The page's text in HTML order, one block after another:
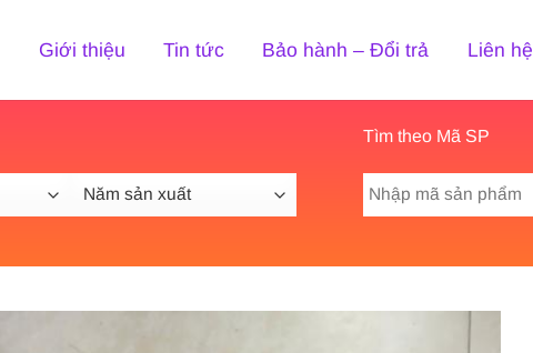
Giới thiệu Tin tức Bảo hành – Đổi trả Liên hệ
Tìm theo Mã SP
Tìm